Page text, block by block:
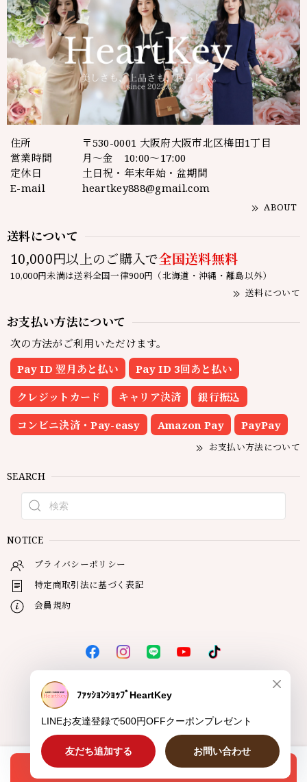
住所
〒530-0001 大阪府大阪市北区梅田1丁目
営業時間
月～金 10:00～17:00
定休日
土日祝・年末年始・盆期間
E-mail
heartkey888@gmail.com
ABOUT
送料について
10,000円以上のご購入で全国送料無料
10,000円未満は送料全国一律900円（北海道・沖縄・離島以外）
送料について
お支払い方法について
次の方法がご利用いただけます。
Pay ID 翌月あと払い
Pay ID 3回あと払い
クレジットカード キャリア決済 銀行振込
コンビニ決済・Pay-easy Amazon Pay PayPay
お支払い方法について
SEARCH
NOTICE
プライバシーポリシー
特定商取引法に基づく表記
会員規約
© HeartKey
オプションを選択